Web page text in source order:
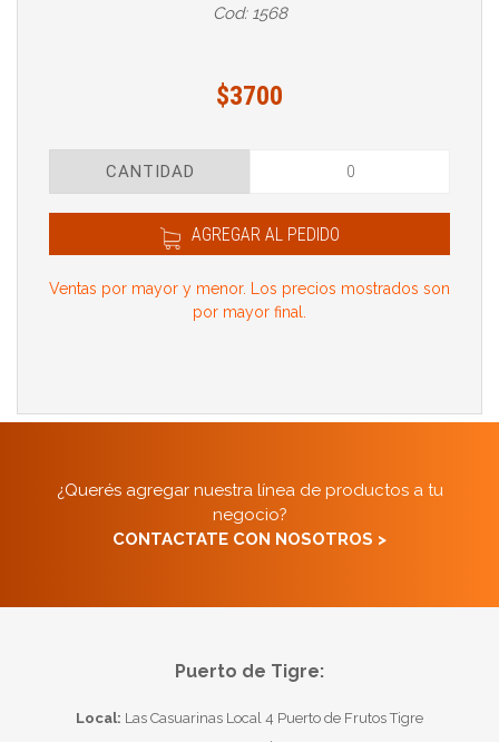
Cod: 1568
$3700
CANTIDAD
AGREGAR AL PEDIDO
Ventas por mayor y menor. Los precios mostrados son
por mayor final.
¿Querés agregar nuestra línea de productos a tu
negocio?
CONTACTATE CON NOSOTROS >
Puerto de Tigre:
Local: Las Casuarinas Local 4 Puerto de Frutos Tigre